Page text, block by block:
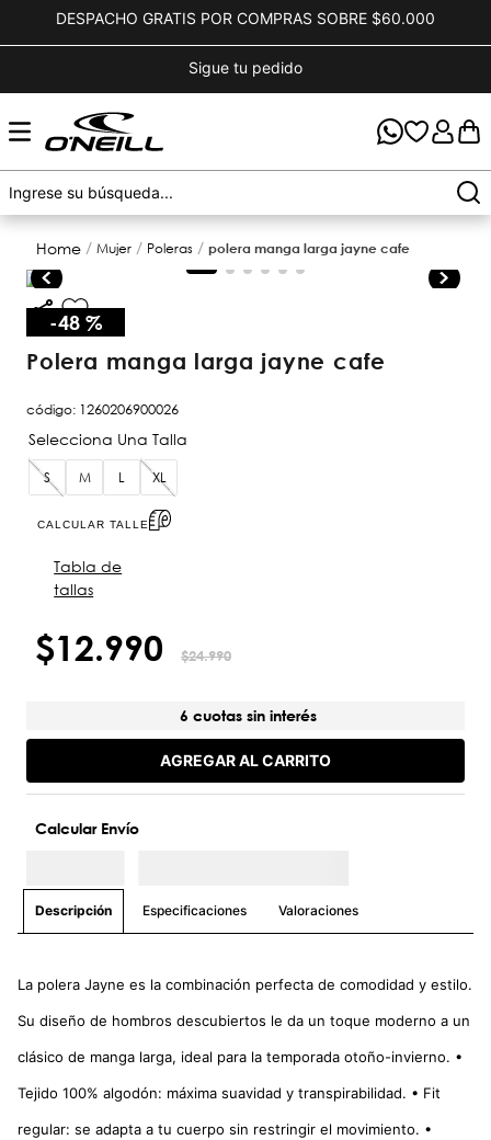
DESPACHO GRATIS POR COMPRAS SOBRE $60.000
Sigue tu pedido
mujer poleras polera manga larga jayne cafe
-48 %
polera manga larga jayne cafe
código: 1260206900026
S M L XL
CALCULAR TALLE
Tabla de
tallas
$12.990 $24.990
6 cuotas sin interés
AGREGAR AL CARRITO
Calcular Envío
Descripción Especificaciones Valoraciones
La polera Jayne es la combinación perfecta de comodidad y estilo.
Su diseño de hombros descubiertos le da un toque moderno a un
clásico de manga larga, ideal para la temporada otoño-invierno. •
Tejido 100% algodón: máxima suavidad y transpirabilidad. • Fit
regular: se adapta a tu cuerpo sin restringir el movimiento. •